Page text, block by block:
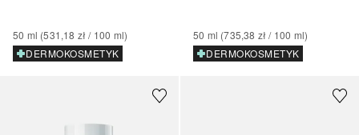
50 ml (531,18 zł / 100 ml)
DERMOKOSMETYK
50 ml (735,38 zł / 100 ml)
DERMOKOSMETYK